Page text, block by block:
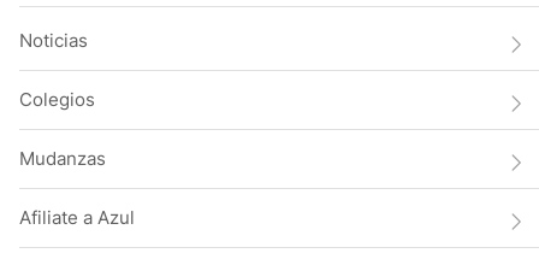
Noticias
Colegios
Mudanzas
Afiliate a Azul